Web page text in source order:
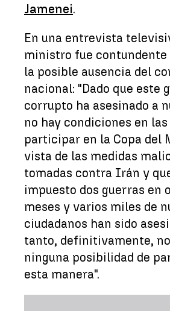
Jamenei.
En una entrevista
ministro fue
la posible ausencia del
nacional: "Dado que este
corrupto ha asesinado a
no hay condiciones en
participar en la Copa del
vista de las medidas
tomadas contra Irán y
impuesto dos guerras en
meses y varios miles de
ciudadanos han sido
tanto, definitivamente,
ninguna posibilidad de
esta manera".